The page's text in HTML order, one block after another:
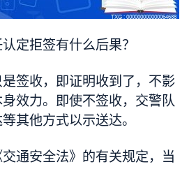
定拒签有什么后果？
是签收，即证明收到了，不影
效力。即使不签收，交警队
其他方式以示送达。
交通安全法》的有关规定，当